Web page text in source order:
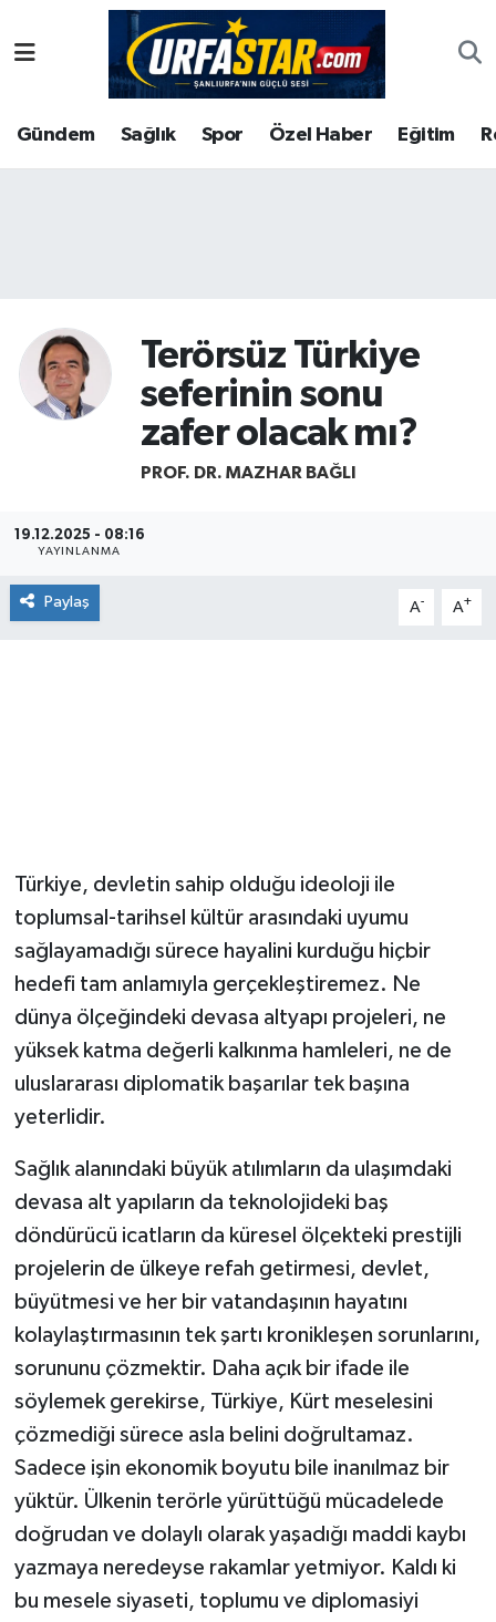
Gündem Sağlık Spor Özel Haber Eğitim
Terörsüz Türkiye
seferinin sonu
zafer olacak mı?
PROF. DR. MAZHAR BAĞLI
19.12.2025 - 08:16
YAYINLANMA
Paylaş A- A+
Türkiye, devletin sahip olduğu ideoloji ile
toplumsal-tarihsel kültür arasındaki uyumu
sağlayamadığı sürece hayalini kurduğu hiçbir
hedefi tam anlamıyla gerçekleştiremez. Ne
dünya ölçeğindeki devasa altyapı projeleri, ne
yüksek katma değerli kalkınma hamleleri, ne de
uluslararası diplomatik başarılar tek başına
yeterlidir.
Sağlık alanındaki büyük atılımların da ulaşımdaki
devasa alt yapıların da teknolojideki baş
döndürücü icatların da küresel ölçekteki prestijli
projelerin de ülkeye refah getirmesi, devlet,
büyütmesi ve her bir vatandaşının hayatını
kolaylaştırmasının tek şartı kronikleşen sorunlarını,
sorununu çözmektir. Daha açık bir ifade ile
söylemek gerekirse, Türkiye, Kürt meselesini
çözmediği sürece asla belini doğrultamaz.
Sadece işin ekonomik boyutu bile inanılmaz bir
yüktür. Ülkenin terörle yürüttüğü mücadelede
doğrudan ve dolaylı olarak yaşadığı maddi kaybı
yazmaya neredeyse rakamlar yetmiyor. Kaldı ki
bu mesele siyaseti, toplumu ve diplomasiyi
ASAYİS
ÇEVRE
Gündem
Kültür
Şanlıurfa Nöbetçi Eczaneler
Şanlıurfa Hava Durumu
Tüm Manşetler
Son Dakika Haberleri
Haber Arşivi